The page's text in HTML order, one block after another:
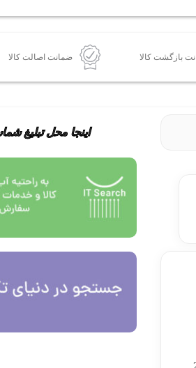
ضمانت اصالت کالا
اینجا محل تبلیغ